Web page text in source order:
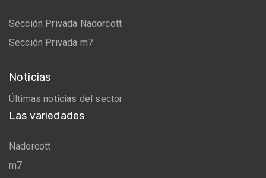
Sección Privada Nadorcott
Sección Privada m7
Noticias
Últimas noticias del sector
Las variedades
Nadorcott
m7